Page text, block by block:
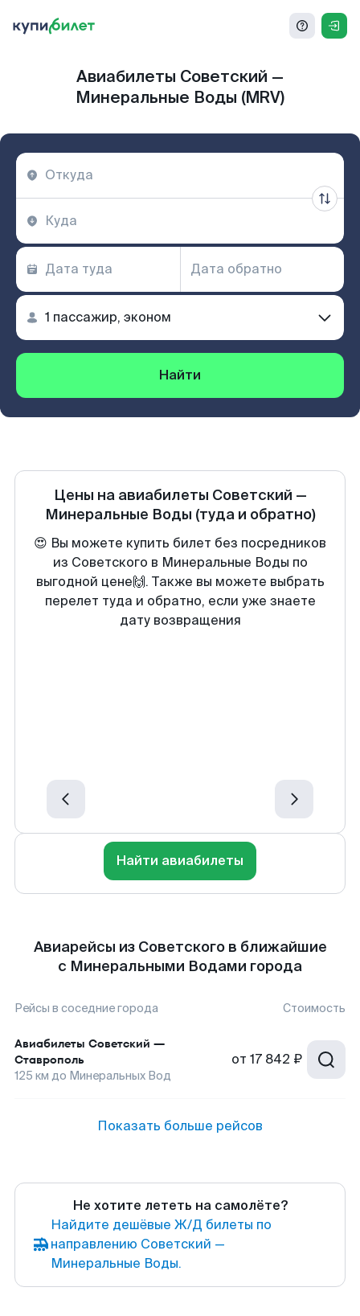
Авиабилеты Советский —
Минеральные Воды (MRV)
Найти
Цены на авиабилеты Советский —
Минеральные Воды (туда и обратно)
😍 Вы можете купить билет без посредников
из Советского в Минеральные Воды по
выгодной цене🙌. Также вы можете выбрать
перелет туда и обратно, если уже знаете
дату возвращения
Найти авиабилеты
Авиарейсы из Советского в ближайшие
с Минеральными Водами города
Рейсы в соседние города Стоимость
Авиабилеты Советский —
Ставрополь
125 км до Минеральных Вод
от 17 842 ₽
Показать больше рейсов
Не хотите лететь на самолёте?
Найдите дешёвые Ж/Д билеты по
направлению Советский —
Минеральные Воды.